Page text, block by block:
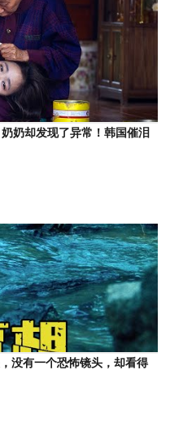
奶却发现了异常！韩国催泪
没有一个恐怖镜头，却看得